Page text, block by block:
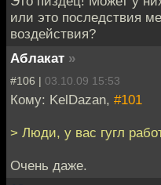
или это последствия
воздействия?
Аблакат »
#106 | 03.10.09 15:53
Кому: KelDazan, #101
> Люди, у вас гугл
Очень даже.